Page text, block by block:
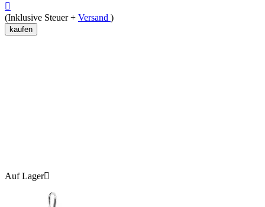

(Inklusive Steuer + Versand )
kaufen
Auf Lager